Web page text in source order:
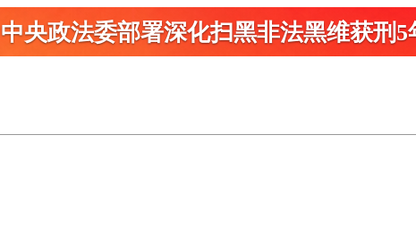
中央政法委部署深化扫黑非法黑维获刑5